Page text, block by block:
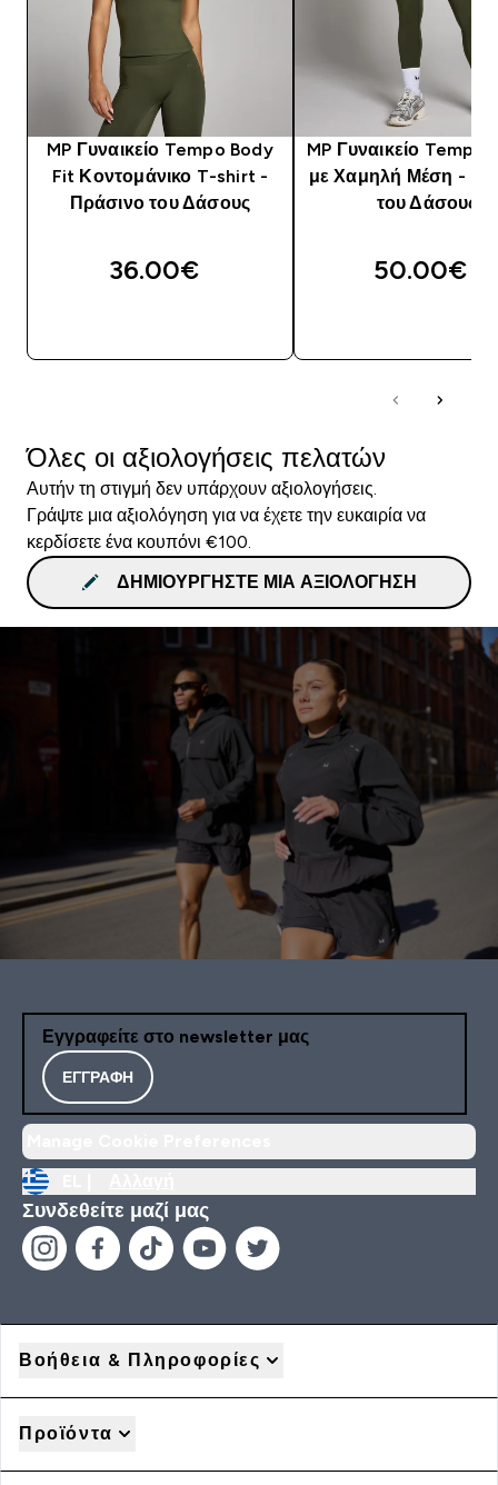
MP Γυναικείο Tempo Body
Fit Κοντομάνικο T-shirt -
Πράσινο του Δάσους
36.00€‎
MP Γυναικείο Tempo
με Χαμηλή Μέση -
του Δάσους
50.00€‎
Όλες οι αξιολογήσεις πελατών
Αυτήν τη στιγμή δεν υπάρχουν αξιολογήσεις.
Γράψτε μια αξιολόγηση για να έχετε την ευκαιρία να
κερδίσετε ένα κουπόνι €100.
ΔΗΜΙΟΥΡΓΉΣΤΕ ΜΙΑ ΑΞΙΟΛΌΓΗΣΗ
Εγγραφείτε στο newsletter μας
ΕΓΓΡΑΦΉ
Συνδεθείτε μαζί μας
Βοήθεια & Πληροφορίες
Προϊόντα